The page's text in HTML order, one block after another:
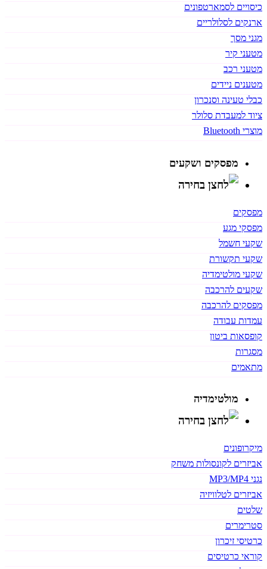
כיסויים לסמארטפונים
ארנקים לסלולריים
מגני מסך
מטעני קיר
מטעני רכב
מטענים ניידים
כבלי טעינה וסנכרון
ציוד למעבדת סלולר
מוצרי Bluetooth
מפסקים ושקעים
מפסקים
מפסקי מגע
שקעי חשמל
שקעי תקשורת
שקעי מולטימדיה
שקעים להרכבה
מפסקים להרכבה
עמדות עבודה
קופסאות ביטון
מסגרות
מתאמים
מולטימדיה
מיקרופונים
אביזרים לקונסולות משחק
נגני MP3/MP4
אביזרים לטלוויזיה
שלטים
סטרימרים
כרטיסי זיכרון
קוראי כרטיסים